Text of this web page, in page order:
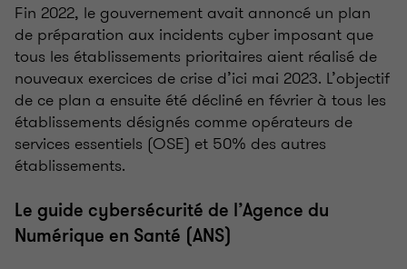
Fin 2022, le gouvernement avait annoncé un plan
de préparation aux incidents cyber imposant que
tous les établissements prioritaires aient réalisé de
nouveaux exercices de crise d’ici mai 2023. L’objectif
de ce plan a ensuite été décliné en février à tous les
établissements désignés comme opérateurs de
services essentiels (OSE) et 50% des autres
établissements.
Le guide cybersécurité de l’Agence du
Numérique en Santé (ANS)